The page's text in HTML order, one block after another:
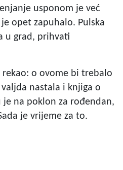
usponom je već
opet zapuhalo. Pulska
u grad, prihvati
o ovome bi trebalo
nastala i knjiga o
na poklon za rođendan,
je vrijeme za to.